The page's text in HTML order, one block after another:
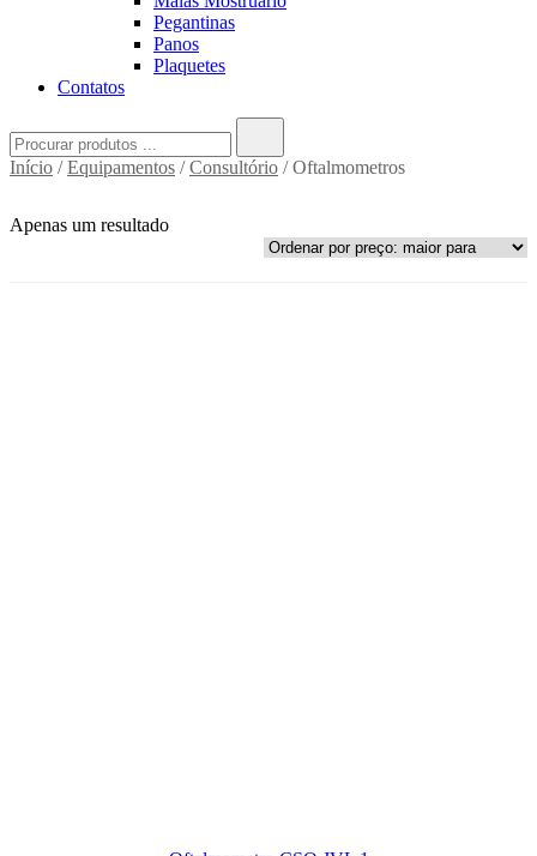
Pegantinas
Panos
Plaquetes
Contatos
for:
Início /Equipamentos /Consultório / Oftalmometros
Apenas um resultado